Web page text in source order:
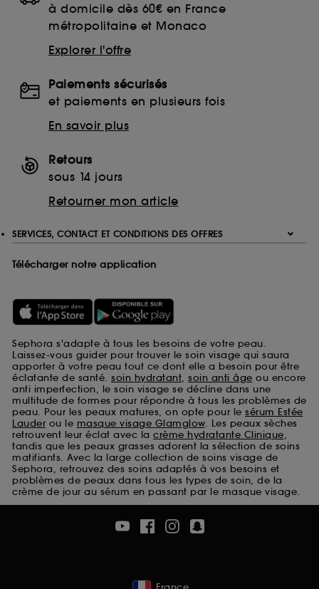
à domicile dès 60€ en France
métropolitaine et Monaco
Explorer l'offre
Paiements sécurisés
et paiements en plusieurs fois
En savoir plus
Retours
sous 14 jours
Retourner mon article
SERVICES, CONTACT ET CONDITIONS DES OFFRES
Télécharger notre application
Sephora s'adapte à tous les besoins de votre peau.
Laissez-vous guider pour trouver le soin visage qui saura
apporter à votre peau tout ce dont elle a besoin pour être
éclatante de santé. soin hydratant, soin anti âge ou encore
anti imperfection, le soin visage se décline dans une
multitude de formes pour répondre à tous les problèmes de
peau. Pour les peaux matures, on opte pour le sérum Estée
Lauder ou le masque visage Glamglow. Les peaux sèches
retrouvent leur éclat avec la crème hydratante Clinique,
tandis que les peaux grasses adorent la sélection de soins
matifiants. Avec la large collection de soins visage de
Sephora, retrouvez des soins adaptés à vos besoins et
problèmes de peaux dans tous les types de soin, de la
crème de jour au sérum en passant par le masque visage.